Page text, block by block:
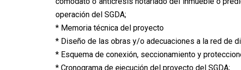
operación del SGDA;
* Memoria técnica del proyecto
* Diseño de las obras y/o adecuaciones a la red de
* Esquema de conexión, seccionamiento y
* Cronograma de ejecución del proyecto del SGDA;